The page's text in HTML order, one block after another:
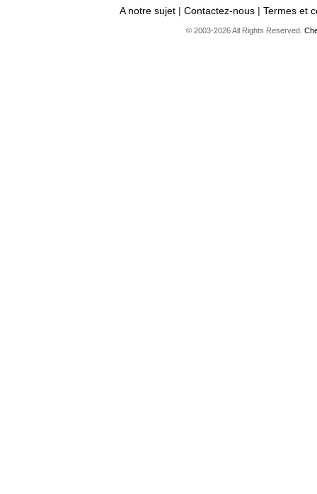
A notre sujet |Contactez-nous |Termes et
© 2003-2026 All Rights Reserved.